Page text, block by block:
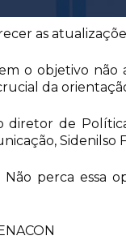
as
o objetivo
da
de
Sidenilso
perca essa